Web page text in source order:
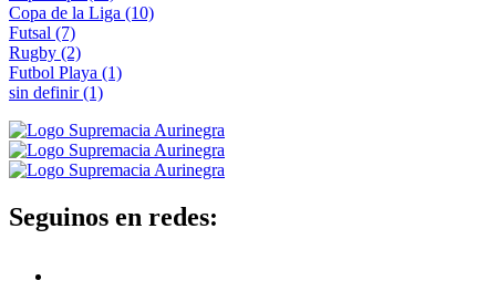
Copa de la Liga (10)
Futsal (7)
Rugby (2)
Futbol Playa (1)
sin definir(1)
Seguinos en redes: